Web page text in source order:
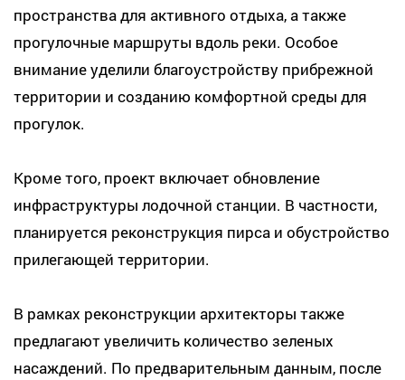
пространства для активного отдыха, а также
прогулочные маршруты вдоль реки. Особое
внимание уделили благоустройству прибрежной
территории и созданию комфортной среды для
прогулок.
Кроме того, проект включает обновление
инфраструктуры лодочной станции. В частности,
планируется реконструкция пирса и обустройство
прилегающей территории.
В рамках реконструкции архитекторы также
предлагают увеличить количество зеленых
насаждений. По предварительным данным, после